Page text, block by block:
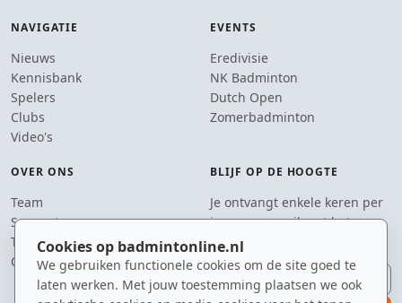
Cookies op badmintonline.nl
We gebruiken functionele cookies om de site goed te
laten werken. Met jouw toestemming plaatsen we ook
NAVIGATIE
Nieuws
Kennisbank
Spelers
Clubs
Video's
EVENTS
Eredivisie
NK Badminton
Dutch Open
Zomerbadminton
OVER ONS
Team
Supporters
Tip de redactie
Contact
BLIJF OP DE HOOGTE
Je ontvangt enkele keren per
jaar een e-mail met het
laatste badmintonnieuws.
E-mailadres